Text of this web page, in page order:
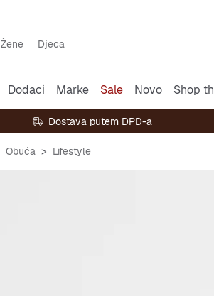
Žene Djeca
Dodaci Marke Sale Novo Shop
Dostava putem DPD-a
Obuća Lifestyle